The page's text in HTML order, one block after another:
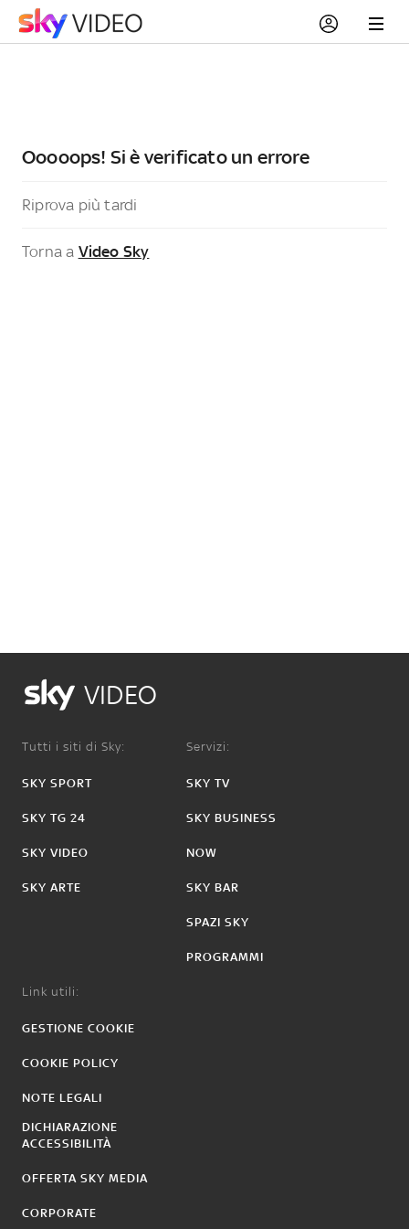
Ooooops! Si è verificato un errore
Riprova più tardi
Torna a Video Sky
VIDEO
Tutti i siti di Sky:
SKY SPORT
SKY TG 24
SKY VIDEO
SKY ARTE
Servizi:
SKY TV
SKY BUSINESS
NOW
SKY BAR
SPAZI SKY
PROGRAMMI
Link utili:
GESTIONE COOKIE
COOKIE POLICY
NOTE LEGALI
DICHIARAZIONE
ACCESSIBILITÀ
OFFERTA SKY MEDIA
CORPORATE